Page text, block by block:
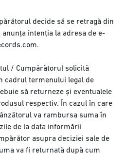
decide să se retragă din
anunța intenția la adresa de e-
/ Cumpărătorul solicită
cadrul termenului legal de
să returneze și eventualele
respectiv. În cazul în care
va rambursa suma în
de la data informării
asupra deciziei sale de
va fi returnată după cum